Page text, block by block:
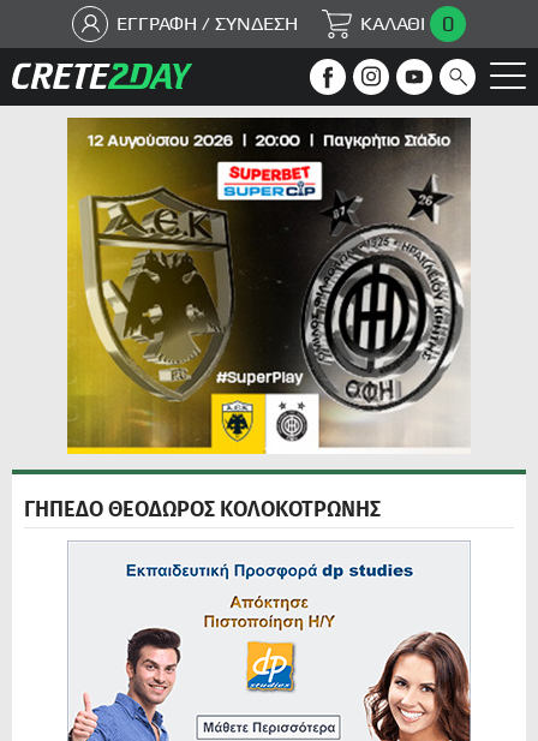
ΕΓΓΡΑΦΗ / ΣΥΝΔΕΣΗ ΚΑΛΑΘΙ 0
ΓΗΠΕΔΟ ΘΕΟΔΩΡΟΣ ΚΟΛΟΚΟΤΡΩΝΗΣ